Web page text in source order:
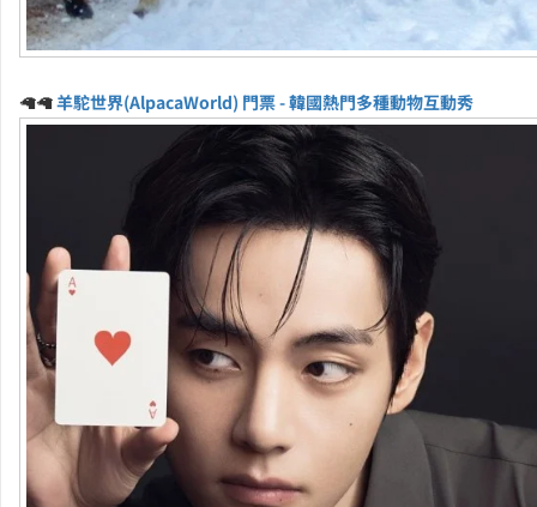
🦙🦙羊駝世界(AlpacaWorld) 門票 - 韓國熱門多種動物互動秀